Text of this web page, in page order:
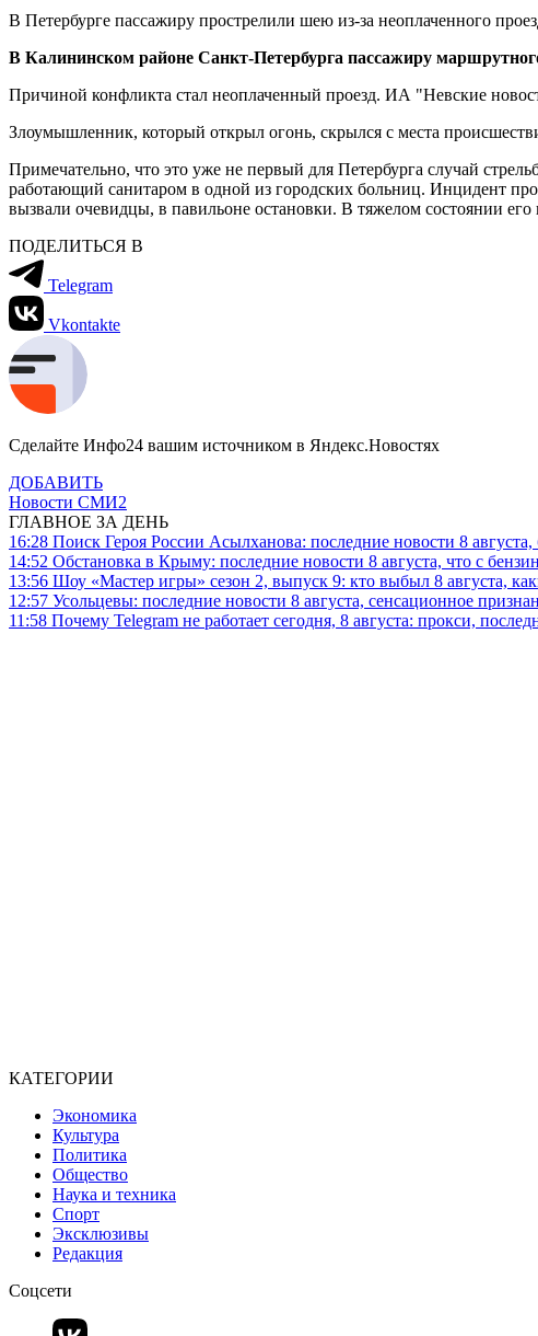
В Петербурге пассажиру прострелили шею из-за неоплаченного
В Калининском районе Санкт-Петербурга пассажиру
Причиной конфликта стал неоплаченный проезд. ИА "Невские
Злоумышленник, который открыл огонь, скрылся с места
Примечательно, что это уже не первый для Петербурга случай
работающий санитаром в одной из городских больниц. Инцидент
вызвали очевидцы, в павильоне остановки. В тяжелом состоянии его
ПОДЕЛИТЬСЯ В
Telegram
Vkontakte
Сделайте Инфо24 вашим источником в Яндекс.Новостях
ДОБАВИТЬ
Новости СМИ2
ГЛАВНОЕ ЗА ДЕНЬ
16:28 Поиск Героя России Асылханова: последние новости 8
14:52 Обстановка в Крыму: последние новости 8 августа, что с
13:56 Шоу «Мастер игры» сезон 2, выпуск 9: кто выбыл 8 августа,
12:57 Усольцевы: последние новости 8 августа, сенсационное
11:58 Почему Telegram не работает сегодня, 8 августа: прокси,
КАТЕГОРИИ
Экономика
Культура
Политика
Общество
Наука и техника
Спорт
Эксклюзивы
Редакция
Соцсети